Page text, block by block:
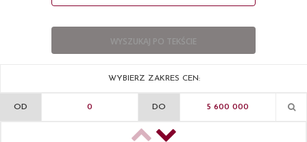
WYBIERZ ZAKRES CEN:
OD DO